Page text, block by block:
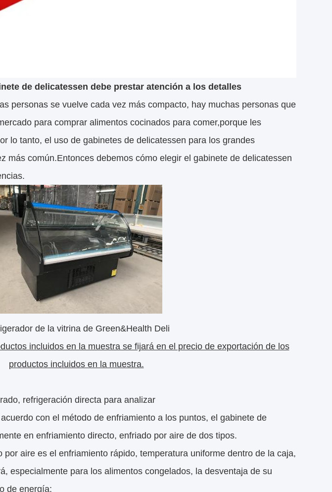
de delicatessen debe prestar atención a los detalles
personas se vuelve cada vez más compacto, hay muchas personas que
para comprar alimentos cocinados para comer,porque les
lo tanto, el uso de gabinetes de delicatessen para los grandes
más común.Entonces debemos cómo elegir el gabinete de delicatessen
de la vitrina de Green&Health Deli
incluidos en la muestra se fijará en el precio de exportación de los
productos incluidos en la muestra.
refrigeración directa para analizar
con el método de enfriamiento a los puntos, el gabinete de
en enfriamiento directo, enfriado por aire de dos tipos.
aire es el enfriamiento rápido, temperatura uniforme dentro de la caja,
especialmente para los alimentos congelados, la desventaja de su
de energía;